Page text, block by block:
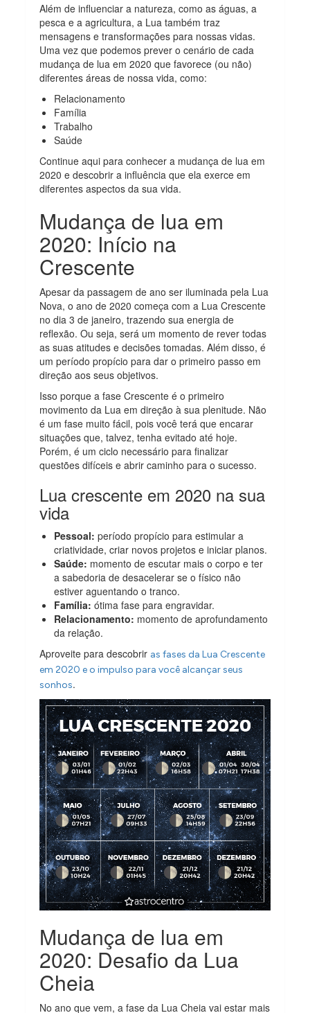
Além de influenciar a natureza, como as águas, a
pesca e a agricultura, a Lua também traz
mensagens e transformações para nossas vidas.
Uma vez que podemos prever o cenário de cada
mudança de lua em 2020 que favorece (ou não)
diferentes áreas de nossa vida, como:
Relacionamento
Família
Trabalho
Saúde
Continue aqui para conhecer a mudança de lua em
2020 e descobrir a influência que ela exerce em
diferentes aspectos da sua vida.
Mudança de lua em
2020: Início na
Crescente
Apesar da passagem de ano ser iluminada pela Lua
Nova, o ano de 2020 começa com a Lua Crescente
no dia 3 de janeiro, trazendo sua energia de
reflexão. Ou seja, será um momento de rever todas
as suas atitudes e decisões tomadas. Além disso, é
um período propício para dar o primeiro passo em
direção aos seus objetivos.
Isso porque a fase Crescente é o primeiro
movimento da Lua em direção à sua plenitude. Não
é um fase muito fácil, pois você terá que encarar
situações que, talvez, tenha evitado até hoje.
Porém, é um ciclo necessário para finalizar
questões difíceis e abrir caminho para o sucesso.
Lua crescente em 2020 na sua
vida
Pessoal:período propício para estimular a
criatividade, criar novos projetos e iniciar planos.
Saúde: momento de escutar mais o corpo e ter
a sabedoria de desacelerar se o físico não
estiver aguentando o tranco.
Família: ótima fase para engravidar.
Relacionamento: momento de aprofundamento
da relação.
Aproveite para descobrir as fases da Lua Crescente
em 2020 e o impulso para você alcançar seus
sonhos.
Mudança de lua em
2020: Desafio da Lua
Cheia
No ano que vem, a fase da Lua Cheia vai estar mais